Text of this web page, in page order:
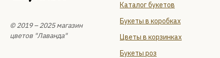
© 2019 – 2025 магазин
цветов "Лаванда"
Каталог букетов
Букеты в коробках
Цветы в корзинках
Букеты роз